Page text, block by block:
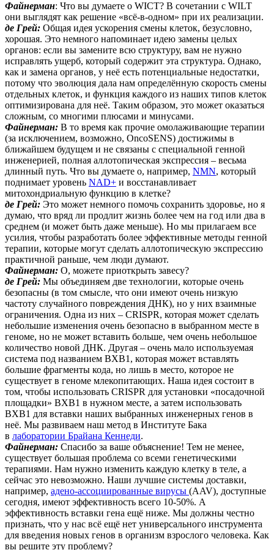
Файнерман: Что вы думаете о WICT? В сочетании с WILT
они выглядят как решение «всё-в-одном» при их реализации.
де Грей: Общая идея ускорения смены клеток, безусловно,
хорошая. Это немного напоминает идею замены целых
органов: если вы замените всю структуру, вам не нужно
исправлять ущерб, который содержит эта структура. Однако,
как и замена органов, у неё есть потенциальные недостатки,
потому что эволюция дала нам определённую скорость смены
отдельных клеток, и функция каждого из наших типов клеток
оптимизирована для неё. Таким образом, это может оказаться
сложным, со многими плюсами и минусами.
Файнерман: В то время как прочие омолаживающие терапии
(за исключением, возможно, OncoSENS) достижимы в
ближайшем будущем и не связаны с специальной генной
инженерией, полная аллотопическая экспрессия – весьма
длинный путь. Что вы думаете о, например, NMN, который
поднимает уровень NAD+ и восстанавливает
митохондриальную функцию в клетке?
де Грей: Это может немного помочь сохранить здоровье, но я
думаю, что вряд ли продлит жизнь более чем на год или два в
среднем (и может быть даже меньше). Но мы прилагаем все
усилия, чтобы разработать более эффективные методы генной
терапии, которые могут сделать аллотопическую экспрессию
практичной раньше, чем люди думают.
Файнерман: О, можете приоткрыть завесу?
де Грей: Мы объединяем две технологии, которые очень
безопасны (в том смысле, что они имеют очень низкую
частоту случайного повреждения ДНК), но у них взаимные
ограничения. Одна из них – CRISPR, которая может сделать
небольшие изменения очень безопасно в выбранном месте в
геноме, но не может вставить больше, чем очень небольшое
количество новой ДНК. Другая – очень мало используемая
система под названием BXB1, которая может вставлять
большие фрагменты кода, но лишь в место, которое не
существует в геноме млекопитающих. Наша идея состоит в
том, чтобы использовать CRISPR для установки «посадочной
площадки» BXB1 в нужном месте, а затем использовать
BXB1 для вставки наших выбранных инженерных генов в
неё. Мы развиваем наш метод в Институте Бака
в лаборатории Брайана Кеннеди.
Файнерман: Спасибо за ваше объяснение! Тем не менее,
существует большая проблема со всеми генетическими
терапиями. Нам нужно изменить каждую клетку в теле, а
сейчас это невозможно. Наши лучшие системы доставки,
например, адено-ассоциированные вирусы (AAV), доступные
сегодня, имеют эффективность всего 10-50%. А
эффективность вставки гена ещё ниже. Мы должны честно
признать, что у нас всё ещё нет универсального инструмента
для введения новых генов в организм взрослого человека. Как
вы решите эту проблему?